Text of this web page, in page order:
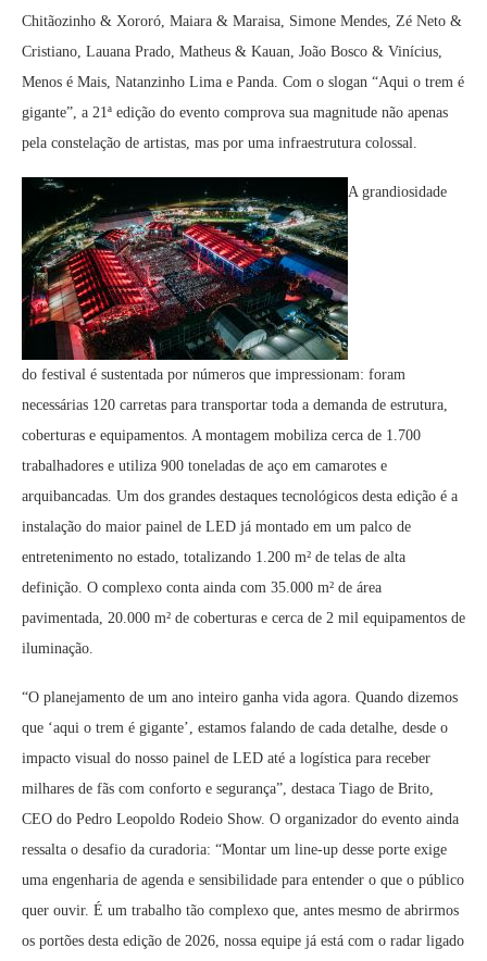
Chitãozinho & Xororó, Maiara & Maraisa, Simone Mendes, Zé Neto &
Cristiano, Lauana Prado, Matheus & Kauan, João Bosco & Vinícius,
Menos é Mais, Natanzinho Lima e Panda. Com o slogan “Aqui o trem é
gigante”, a 21ª edição do evento comprova sua magnitude não apenas
pela constelação de artistas, mas por uma infraestrutura colossal.
A grandiosidade
do festival é sustentada por números que impressionam: foram
necessárias 120 carretas para transportar toda a demanda de estrutura,
coberturas e equipamentos. A montagem mobiliza cerca de 1.700
trabalhadores e utiliza 900 toneladas de aço em camarotes e
arquibancadas. Um dos grandes destaques tecnológicos desta edição é a
instalação do maior painel de LED já montado em um palco de
entretenimento no estado, totalizando 1.200 m² de telas de alta
definição. O complexo conta ainda com 35.000 m² de área
pavimentada, 20.000 m² de coberturas e cerca de 2 mil equipamentos de
iluminação.
“O planejamento de um ano inteiro ganha vida agora. Quando dizemos
que ‘aqui o trem é gigante’, estamos falando de cada detalhe, desde o
impacto visual do nosso painel de LED até a logística para receber
milhares de fãs com conforto e segurança”, destaca Tiago de Brito,
CEO do Pedro Leopoldo Rodeio Show. O organizador do evento ainda
ressalta o desafio da curadoria: “Montar um line-up desse porte exige
uma engenharia de agenda e sensibilidade para entender o que o público
quer ouvir. É um trabalho tão complexo que, antes mesmo de abrirmos
os portões desta edição de 2026, nossa equipe já está com o radar ligado